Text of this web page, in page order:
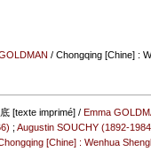
/ Chongqing [Chine] :
[texte imprimé] /Emma
;Augustin SOUCHY (1892-
[Chine] : Wenhua